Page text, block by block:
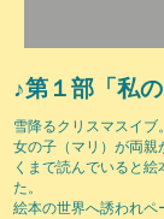
♪第１部「私
雪降るクリスマスイブ。
女の子（マリ）が両親
くまで読んでいると
た。
絵本の世界へ誘われペ